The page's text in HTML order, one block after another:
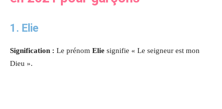
1. Elie
Signification : Le prénom Elie signifie « Le seigneur est mon
Dieu ».